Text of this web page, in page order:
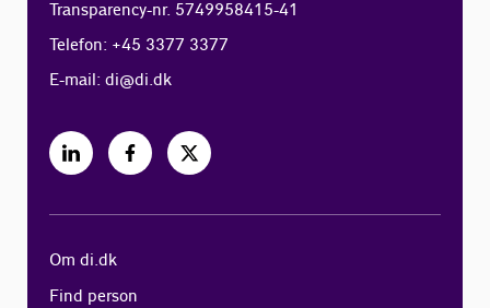
Transparency-nr. 5749958415-41
Telefon: +45 3377 3377
E-mail:di@di.dk
Om di.dk
Find person